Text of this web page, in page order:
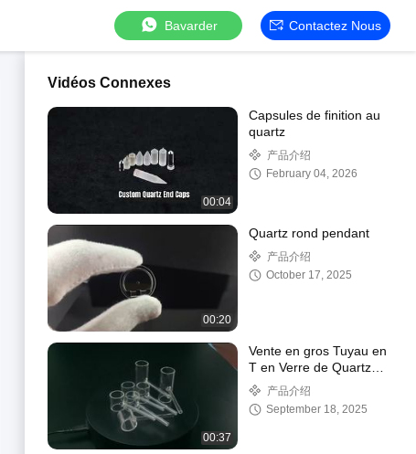
Bavarder Contactez Nous
Vidéos Connexes
00:04
Capsules de finition au
quartz
产品介绍
February 04, 2026
00:20
Quartz rond pendant
产品介绍
October 17, 2025
00:37
Vente en gros Tuyau en
T en Verre de Quartz
Clair产品介绍
September 18, 2025